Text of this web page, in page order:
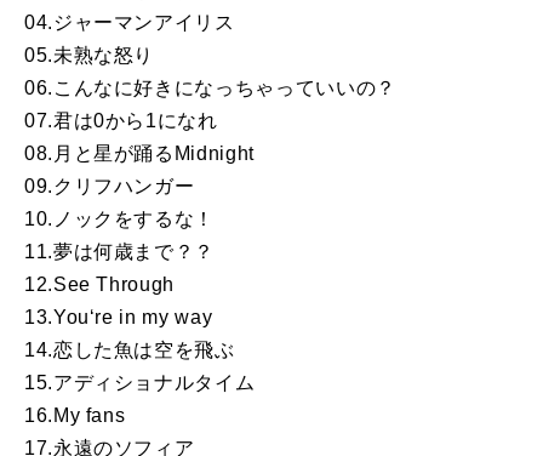
04.ジャーマンアイリス
05.未熟な怒り
06.こんなに好きになっちゃっていいの？
07.君は0から1になれ
08.月と星が踊るMidnight
09.クリフハンガー
10.ノックをするな！
11.夢は何歳まで？？
12.See Through
13.You‘re in my way
14.恋した魚は空を飛ぶ
15.アディショナルタイム
16.My fans
17.永遠のソフィア